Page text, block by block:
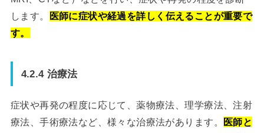
します。
医師に症状や経過を詳しく伝えることが重要で
す。
4.2.4 治療法
症状や再発の程度に応じて、薬物療法、理学療法、注射
療法、手術療法など、様々な治療法があります。
医師と